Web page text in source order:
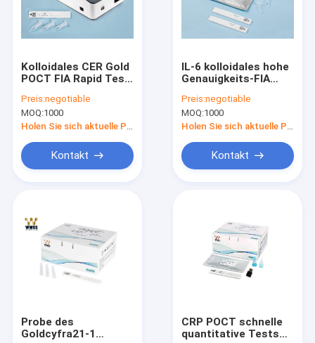
Kolloidales CER Gold
POCT FIA Rapid Test
Preis:negotiable
MOQ:1000
Kontakt
IL-6 kolloidales hohe
Genauigkeits-FIA
des Goldpoct
genehmigt
Preis:negotiable
MOQ:1000
Kontakt
Probe des
Goldcyfra21-1
CRP POCT schnelle
quantitative Tests